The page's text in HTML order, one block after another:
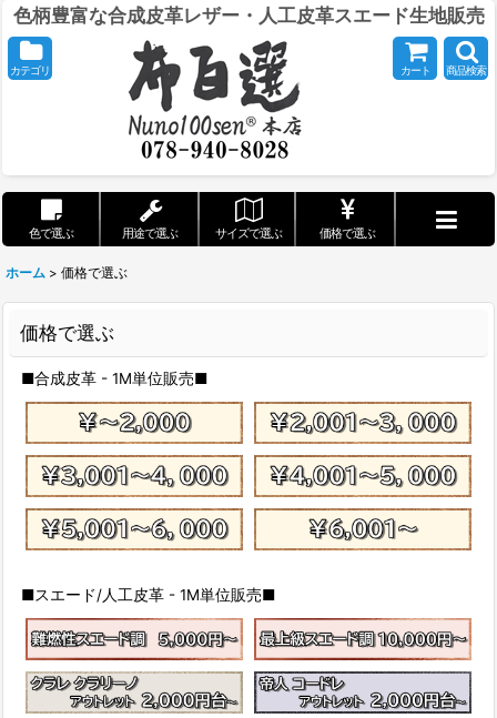
色柄豊富な合成皮革レザー・人工皮革スエード生地販売
カテゴリ カート 商品検索
色で選ぶ 用途で選ぶ サイズで選ぶ 価格で選ぶ
ホーム > 価格で選ぶ
価格で選ぶ
■合成皮革 - 1M単位販売■
■スエード/人工皮革 - 1M単位販売■